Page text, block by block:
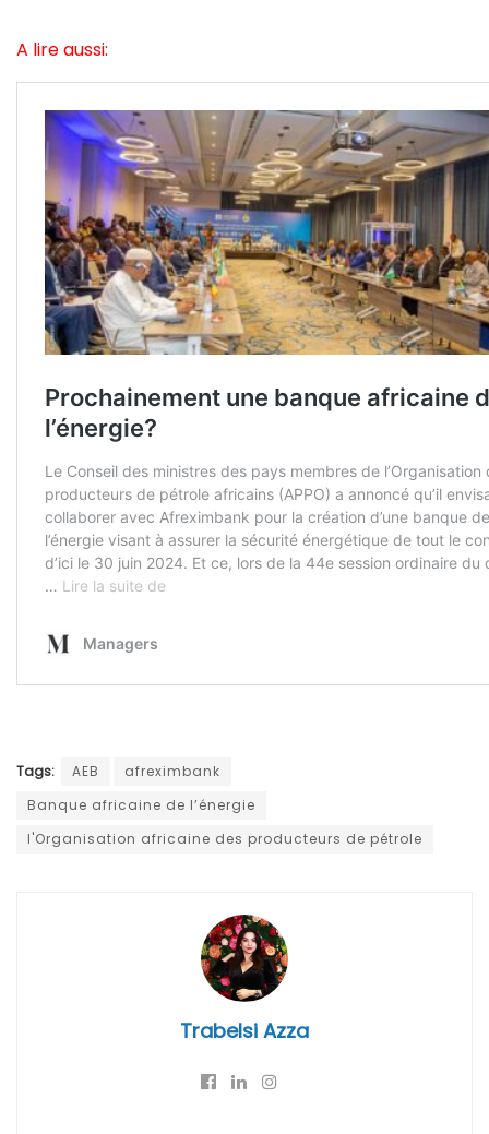
A lire aussi:
Tags: AEB
afreximbank
Banque africaine de l’énergie
l'Organisation africaine des producteurs de pétrole
Trabelsi Azza